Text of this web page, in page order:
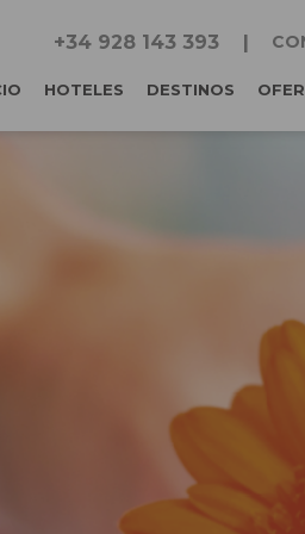
+34 928 143 393
HOTELES DESTINOS